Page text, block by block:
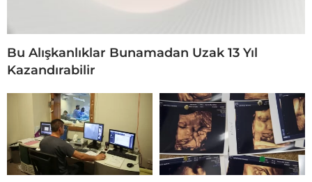
Bu Alışkanlıklar Bunamadan Uzak 13 Yıl
Kazandırabilir